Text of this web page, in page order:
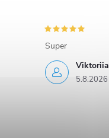
5.8.2026
Super